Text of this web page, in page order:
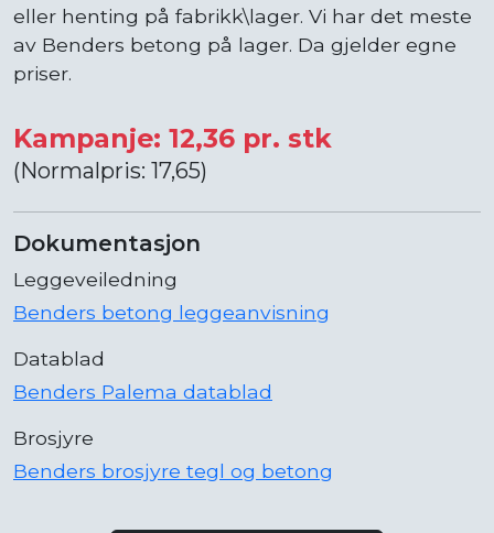
eller henting på fabrikk\lager. Vi har det meste
av Benders betong på lager. Da gjelder egne
priser.
Kampanje: 12,36 pr. stk
(Normalpris: 17,65)
Dokumentasjon
Leggeveiledning
Benders betong leggeanvisning
Datablad
Benders Palema datablad
Brosjyre
Benders brosjyre tegl og betong